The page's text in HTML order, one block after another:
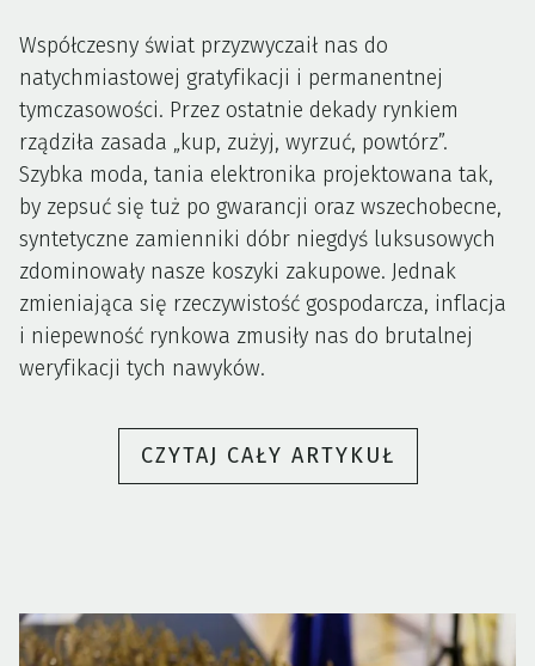
Współczesny świat przyzwyczaił nas do
natychmiastowej gratyfikacji i permanentnej
tymczasowości. Przez ostatnie dekady rynkiem
rządziła zasada „kup, zużyj, wyrzuć, powtórz”.
Szybka moda, tania elektronika projektowana tak,
by zepsuć się tuż po gwarancji oraz wszechobecne,
syntetyczne zamienniki dóbr niegdyś luksusowych
zdominowały nasze koszyki zakupowe. Jednak
zmieniająca się rzeczywistość gospodarcza, inflacja
i niepewność rynkowa zmusiły nas do brutalnej
weryfikacji tych nawyków.
CZYTAJ CAŁY ARTYKUŁ
KUPOWANIE
JAK